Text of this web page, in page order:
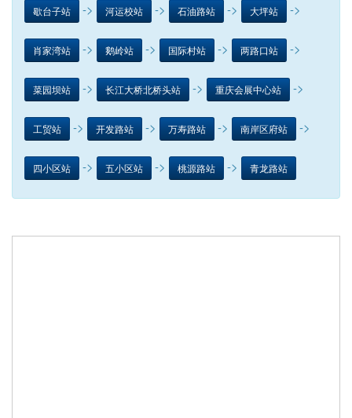
歇台子站 -> 河运校站 -> 石油路站 -> 大坪站 ->
肖家湾站 -> 鹅岭站 -> 国际村站 -> 两路口站 ->
菜园坝站 -> 长江大桥北桥头站 -> 重庆会展中心站 ->
工贸站 -> 开发路站 -> 万寿路站 -> 南岸区府站 ->
四小区站 -> 五小区站 -> 桃源路站 -> 青龙路站